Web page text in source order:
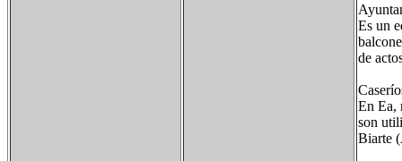
Es un
de
En Ea,
son
Biarte